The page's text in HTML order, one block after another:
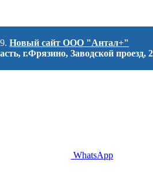
Новый сайт ООО "Антал+"
г.Фрязино, Заводской проезд, 2
WhatsApp